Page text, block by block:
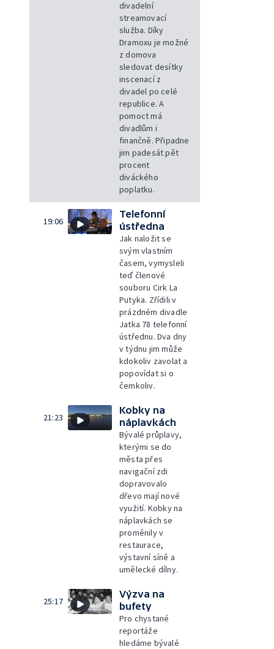
divadelní
streamovací
služba. Díky
Dramoxu je možné
z domova
sledovat desítky
inscenací z
divadel po celé
republice. A
pomoct má
divadlům i
finančně. Připadne
jim padesát pět
procent
diváckého
poplatku.
19:06
Telefonní
ústředna
Jak naložit se
svým vlastním
časem, vymysleli
teď členové
souboru Cirk La
Putyka. Zřídili v
prázdném divadle
Jatka 78 telefonní
ústřednu. Dva dny
v týdnu jim může
kdokoliv zavolat a
popovídat si o
čemkoliv.
21:23
Kobky na
náplavkách
Bývalé průplavy,
kterými se do
města přes
navigační zdi
dopravovalo
dřevo mají nové
využití. Kobky na
náplavkách se
proměnily v
restaurace,
výstavní síně a
umělecké dílny.
25:17
Výzva na
bufety
Pro chystané
reportáže
hledáme bývalé